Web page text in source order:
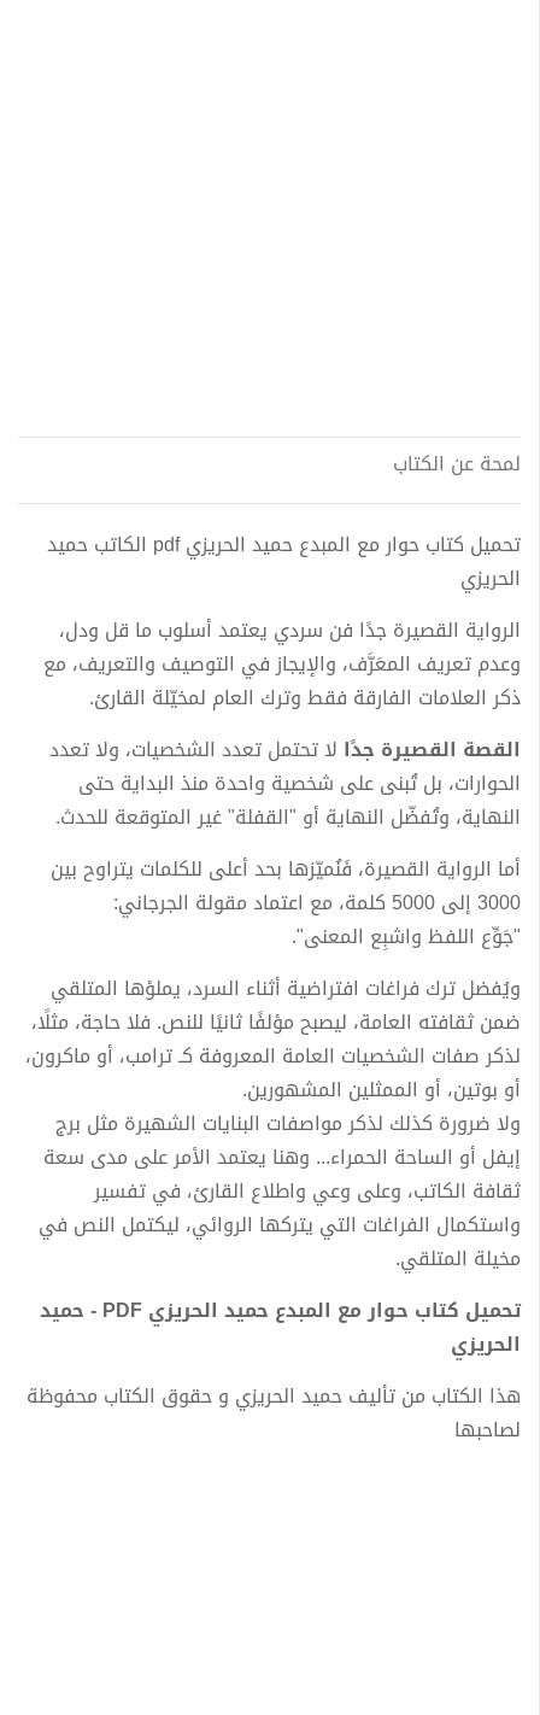
لمحة عن الكتاب
تحميل كتاب حوار مع المبدع حميد الحريزي pdf الكاتب حميد
الحريزي
الرواية القصيرة جدًا فن سردي يعتمد أسلوب ما قل ودل،
وعدم تعريف المعَرَّف، والإيجاز في التوصيف والتعريف، مع
ذكر العلامات الفارقة فقط وترك العام لمخيّلة القارئ.
القصة القصيرة جدًا لا تحتمل تعدد الشخصيات، ولا تعدد
الحوارات، بل تُبنى على شخصية واحدة منذ البداية حتى
النهاية، وتُفضّل النهاية أو "القفلة" غير المتوقعة للحدث.
أما الرواية القصيرة، فَنُميّزها بحد أعلى للكلمات يتراوح بين
3000 إلى 5000 كلمة، مع اعتماد مقولة الجرجاني:
"جَوِّع اللفظ واشبِع المعنى".
ويُفضل ترك فراغات افتراضية أثناء السرد، يملؤها المتلقي
ضمن ثقافته العامة، ليصبح مؤلفًا ثانيًا للنص. فلا حاجة، مثلًا،
لذكر صفات الشخصيات العامة المعروفة كـ ترامب، أو ماكرون،
أو بوتين، أو الممثلين المشهورين.
ولا ضرورة كذلك لذكر مواصفات البنايات الشهيرة مثل برج
إيفل أو الساحة الحمراء... وهنا يعتمد الأمر على مدى سعة
ثقافة الكاتب، وعلى وعي واطلاع القارئ، في تفسير
واستكمال الفراغات التي يتركها الروائي، ليكتمل النص في
مخيلة المتلقي.
تحميل كتاب حوار مع المبدع حميد الحريزي PDF - حميد
الحريزي
هذا الكتاب من تأليف حميد الحريزي و حقوق الكتاب محفوظة
لصاحبها